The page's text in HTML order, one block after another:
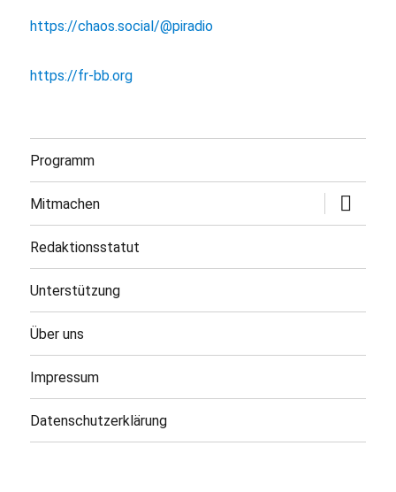
https://chaos.social/@piradio
https://fr-bb.org
Programm
Mitmachen
öffnen
Redaktionsstatut
Unterstützung
Über uns
Impressum
Datenschutzerklärung